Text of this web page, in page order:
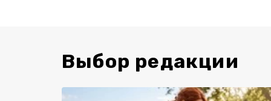
Выбор редакции